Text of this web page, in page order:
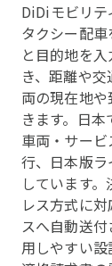
DiDiモビリテ
タクシー配
と目的地を
き、距離や
両の現在地
きます。日
車両・サー
行、日本版
しています
レス方式に
スへ自動送
用しやすい